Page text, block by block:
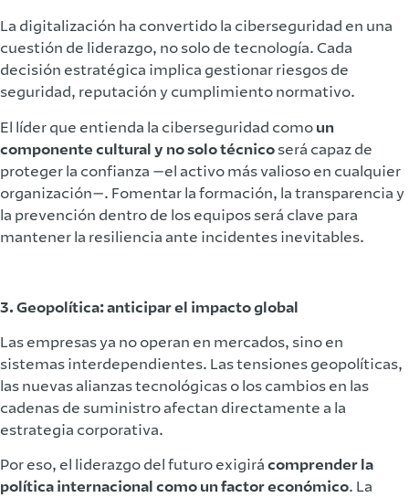
La digitalización ha convertido la ciberseguridad en una
cuestión de liderazgo, no solo de tecnología. Cada
decisión estratégica implica gestionar riesgos de
seguridad, reputación y cumplimiento normativo.
El líder que entienda la ciberseguridad comoun
componente cultural y no solo técnicoserá capaz de
proteger la confianza —el activo más valioso en cualquier
organización—. Fomentar la formación, la transparencia y
la prevención dentro de los equipos será clave para
mantener la resiliencia ante incidentes inevitables.
3. Geopolítica: anticipar el impacto global
Las empresas ya no operan en mercados, sino en
sistemas interdependientes. Las tensiones geopolíticas,
las nuevas alianzas tecnológicas o los cambios en las
cadenas de suministro afectan directamente a la
estrategia corporativa.
Por eso, el liderazgo del futuro exigirácomprender la
política internacional como un factor económico. La